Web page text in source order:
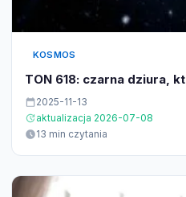
KOSMOS
TON 618: czarna dziura,
2025-11-13
aktualizacja 2026-07-08
13 min czytania